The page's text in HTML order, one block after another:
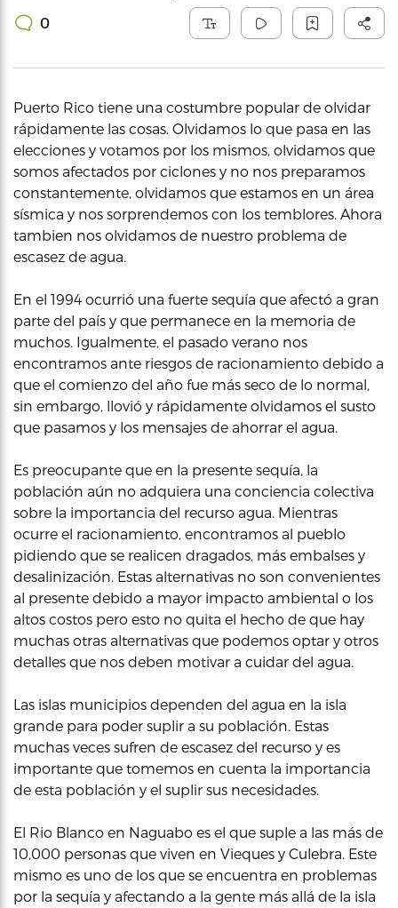
0
Puerto Rico tiene una costumbre popular de olvidar
rápidamente las cosas. Olvidamos lo que pasa en las
elecciones y votamos por los mismos, olvidamos que
somos afectados por ciclones y no nos preparamos
constantemente, olvidamos que estamos en un área
sísmica y nos sorprendemos con los temblores. Ahora
tambien nos olvidamos de nuestro problema de
escasez de agua.
En el 1994 ocurrió una fuerte sequía que afectó a gran
parte del país y que permanece en la memoria de
muchos. Igualmente, el pasado verano nos
encontramos ante riesgos de racionamiento debido a
que el comienzo del año fue más seco de lo normal,
sin embargo, llovió y rápidamente olvidamos el susto
que pasamos y los mensajes de ahorrar el agua.
Es preocupante que en la presente sequía, la
población aún no adquiera una conciencia colectiva
sobre la importancia del recurso agua. Mientras
ocurre el racionamiento, encontramos al pueblo
pidiendo que se realicen dragados, más embalses y
desalinización. Estas alternativas no son convenientes
al presente debido a mayor impacto ambiental o los
altos costos pero esto no quita el hecho de que hay
muchas otras alternativas que podemos optar y otros
detalles que nos deben motivar a cuidar del agua.
Las islas municipios dependen del agua en la isla
grande para poder suplir a su población. Estas
muchas veces sufren de escasez del recurso y es
importante que tomemos en cuenta la importancia
de esta población y el suplir sus necesidades.
El Rio Blanco en Naguabo es el que suple a las más de
10,000 personas que viven en Vieques y Culebra. Este
mismo es uno de los que se encuentra en problemas
por la sequía y afectando a la gente más allá de la isla